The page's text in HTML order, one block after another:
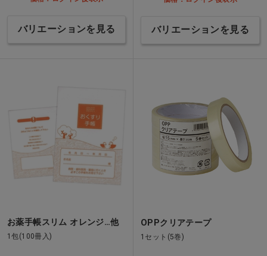
バリエーションを見る バリエーションを見る
お薬手帳スリム オレンジ…他
1包(100冊入)
OPPクリアテープ
1セット(5巻)